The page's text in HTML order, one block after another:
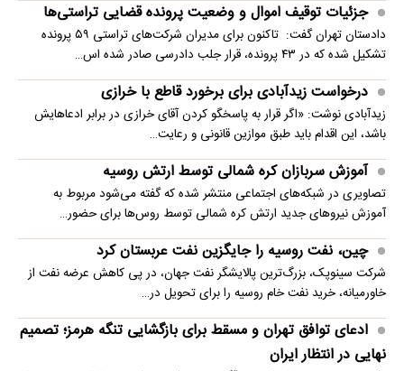
جزئیات توقیف اموال و وضعیت پرونده قضایی تراستی‌ها
دادستان تهران گفت: تاکنون برای مدیران شرکت‌های تراستی ۵۹ پرونده
تشکیل شده که در ۴۳ پرونده، قرار جلب دادرسی صادر شده اس…
درخواست زیدآبادی برای برخورد قاطع با خرازی
زیدآبادی نوشت: «اگر قرار به پاسخگو کردن آقای خرازی در برابر ادعاهایش
باشد، این اقدام باید طبق موازین قانونی و رعایت…
آموزش سربازان کره شمالی توسط ارتش روسیه
تصاویری در شبکه‌های اجتماعی منتشر شده که گفته می‌شود مربوط به
آموزش نیروهای جدید ارتش کره شمالی توسط روس‌ها برای حضور…
چین، نفت روسیه را جایگزین نفت عربستان کرد
شرکت سینوپک، بزرگ‌ترین پالایشگر نفت جهان، در پی کاهش عرضه نفت از
خاورمیانه، خرید نفت خام روسیه را برای تحویل در…
ادعای توافق تهران و مسقط برای بازگشایی تنگه هرمز؛ تصمیم
نهایی در انتظار ایران